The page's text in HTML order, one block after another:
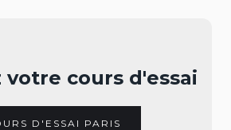
votre cours d'essai
D'ESSAI PARIS